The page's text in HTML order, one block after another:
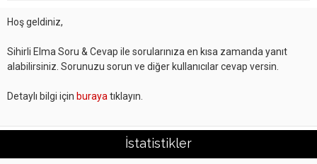
Hoş geldiniz,
Sihirli Elma Soru & Cevap ile sorularınıza en kısa zamanda yanıt
alabilirsiniz. Sorunuzu sorun ve diğer kullanıcılar cevap versin.
Detaylı bilgi için buraya tıklayın.
İstatistikler